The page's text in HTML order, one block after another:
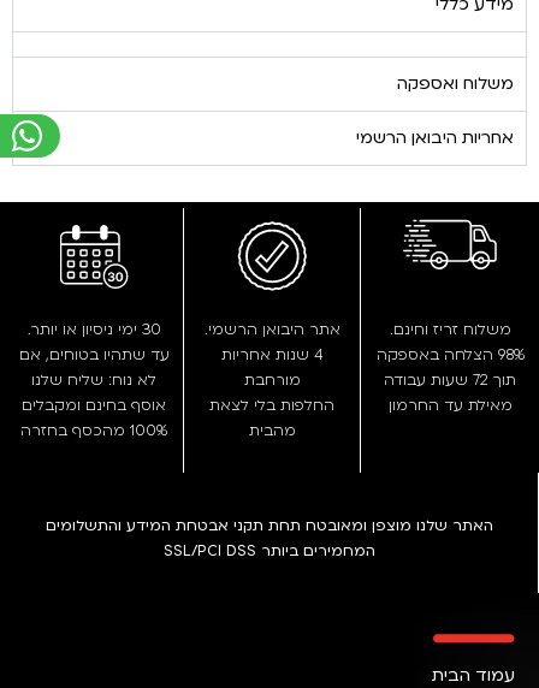
משלוח ואספקה
אחריות היבואן הרשמי
משלוח זריז וחינם.
98% הצלחה באספקה
תוך 72 שעות עבודה
מאילת עד החרמון
אתר היבואן הרשמי.
4 שנות אחריות
מורחבת
החלפות בלי לצאת
מהבית
30 ימי ניסיון או יותר.
עד שתהיו בטוחים, אם
לא נוח: שליח שלנו
אוסף בחינם ומקבלים
100% מהכסף בחזרה
האתר שלנו מוצפן ומאובטח תחת תקני אבטחת המידע והתשלומים
המחמירים ביותר SSL/PCI DSS
עמוד הבית